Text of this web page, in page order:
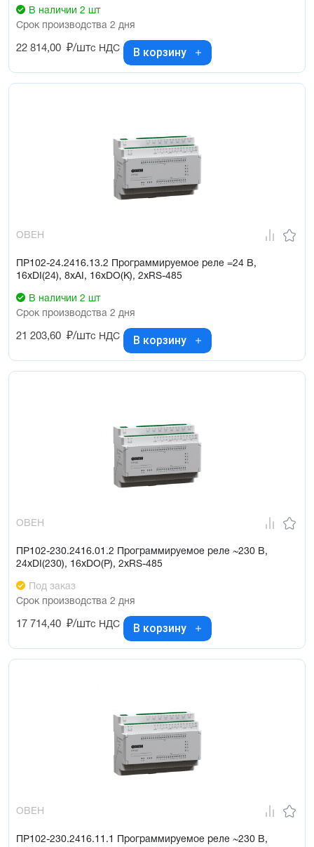
В наличии 2 шт
Срок производства 2 дня
22 814,00 ₽/штс НДС В корзину
ОВЕН
ПР102-24.2416.13.2 Программируемое реле =24 В,
16хDI(24), 8хAI, 16хDO(К), 2хRS-485
В наличии 2 шт
Срок производства 2 дня
21 203,60 ₽/штс НДС В корзину
ОВЕН
ПР102-230.2416.01.2 Программируемое реле ~230 В,
24хDI(230), 16хDO(Р), 2хRS-485
Под заказ
Срок производства 2 дня
17 714,40 ₽/штс НДС В корзину
ОВЕН
ПР102-230.2416.11.1 Программируемое реле ~230 В,